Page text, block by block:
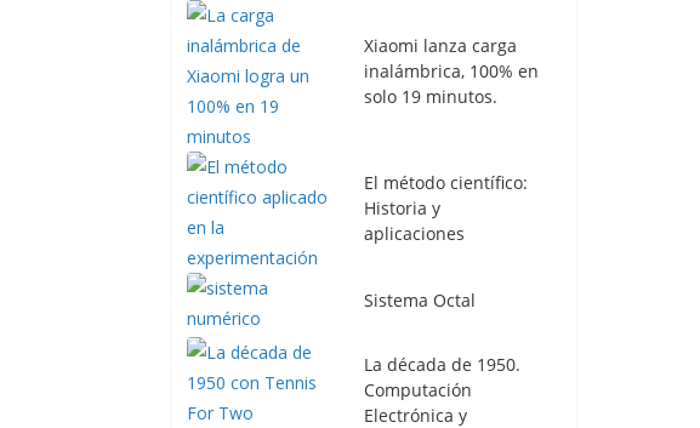
Xiaomi lanza carga
inalámbrica, 100% en
solo 19 minutos.
El método científico:
Historia y
aplicaciones
Sistema Octal
La década de 1950.
Computación
Electrónica y